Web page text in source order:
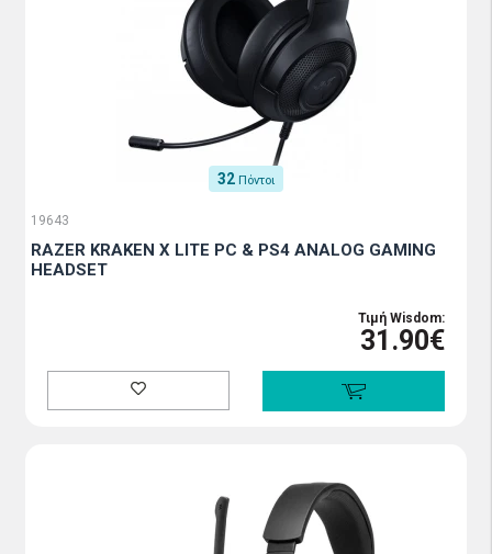
32 Πόντοι
19643
RAZER KRAKEN X LITE PC & PS4 ANALOG GAMING
HEADSET
Τιμή Wisdom:
31.90€